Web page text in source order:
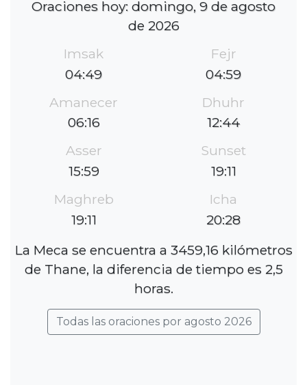
Oraciones hoy: domingo, 9 de agosto
de 2026
Imsak
04:49
Fejr
04:59
Amanecer
06:16
Dhuhr
12:44
Asser
15:59
Sunset
19:11
Maghreb
19:11
Icha
20:28
La Meca se encuentra a 3459,16 kilómetros
de Thane, la diferencia de tiempo es 2,5
horas.
Todas las oraciones por agosto 2026